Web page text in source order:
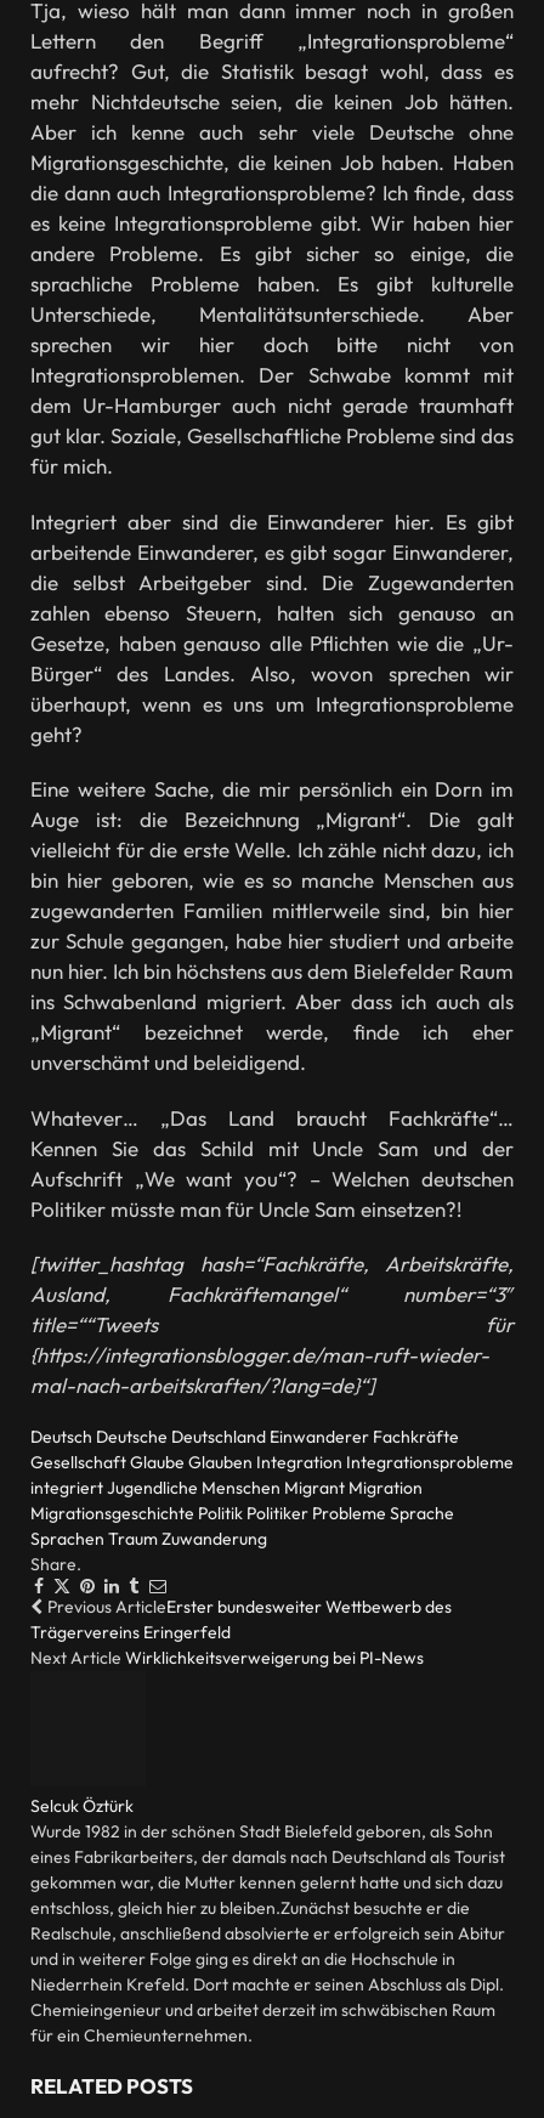
Tja, wieso hält man dann immer noch in großen
Lettern den Begriff „Integrationsprobleme“
aufrecht? Gut, die Statistik besagt wohl, dass es
mehr Nichtdeutsche seien, die keinen Job hätten.
Aber ich kenne auch sehr viele Deutsche ohne
Migrationsgeschichte, die keinen Job haben. Haben
die dann auch Integrationsprobleme? Ich finde, dass
es keine Integrationsprobleme gibt. Wir haben hier
andere Probleme. Es gibt sicher so einige, die
sprachliche Probleme haben. Es gibt kulturelle
Unterschiede, Mentalitätsunterschiede. Aber
sprechen wir hier doch bitte nicht von
Integrationsproblemen. Der Schwabe kommt mit
dem Ur-Hamburger auch nicht gerade traumhaft
gut klar. Soziale, Gesellschaftliche Probleme sind das
für mich.
Integriert aber sind die Einwanderer hier. Es gibt
arbeitende Einwanderer, es gibt sogar Einwanderer,
die selbst Arbeitgeber sind. Die Zugewanderten
zahlen ebenso Steuern, halten sich genauso an
Gesetze, haben genauso alle Pflichten wie die „Ur-
Bürger“ des Landes. Also, wovon sprechen wir
überhaupt, wenn es uns um Integrationsprobleme
geht?
Eine weitere Sache, die mir persönlich ein Dorn im
Auge ist: die Bezeichnung „Migrant“. Die galt
vielleicht für die erste Welle. Ich zähle nicht dazu, ich
bin hier geboren, wie es so manche Menschen aus
zugewanderten Familien mittlerweile sind, bin hier
zur Schule gegangen, habe hier studiert und arbeite
nun hier. Ich bin höchstens aus dem Bielefelder Raum
ins Schwabenland migriert. Aber dass ich auch als
„Migrant“ bezeichnet werde, finde ich eher
unverschämt und beleidigend.
Whatever… „Das Land braucht Fachkräfte“…
Kennen Sie das Schild mit Uncle Sam und der
Aufschrift „We want you“? – Welchen deutschen
Politiker müsste man für Uncle Sam einsetzen?!
[twitter_hashtag hash=“Fachkräfte, Arbeitskräfte,
Ausland, Fachkräftemangel“ number=“3″
title=““Tweets für
{https://integrationsblogger.de/man-ruft-wieder-
mal-nach-arbeitskraften/?lang=de}“]
Deutsch Deutsche Deutschland Einwanderer Fachkräfte
GesellschaftGlaube Glauben Integration Integrationsprobleme
integriertJugendliche Menschen Migrant Migration
Migrationsgeschichte Politik Politiker Probleme Sprache
Sprachen TraumZuwanderung
Share.
Facebook
TwitterPinterestLinkedIn
Tumblr
Email
Previous ArticleErster bundesweiter Wettbewerb des
Trägervereins Eringerfeld
Next Article Wirklichkeitsverweigerung bei PI-News
Selcuk Öztürk
Wurde 1982 in der schönen Stadt Bielefeld geboren, als Sohn
eines Fabrikarbeiters, der damals nach Deutschland als Tourist
gekommen war, die Mutter kennen gelernt hatte und sich dazu
entschloss, gleich hier zu bleiben.Zunächst besuchte er die
Realschule, anschließend absolvierte er erfolgreich sein Abitur
und in weiterer Folge ging es direkt an die Hochschule in
Niederrhein Krefeld. Dort machte er seinen Abschluss als Dipl.
Chemieingenieur und arbeitet derzeit im schwäbischen Raum
für ein Chemieunternehmen.
RELATEDPOSTS